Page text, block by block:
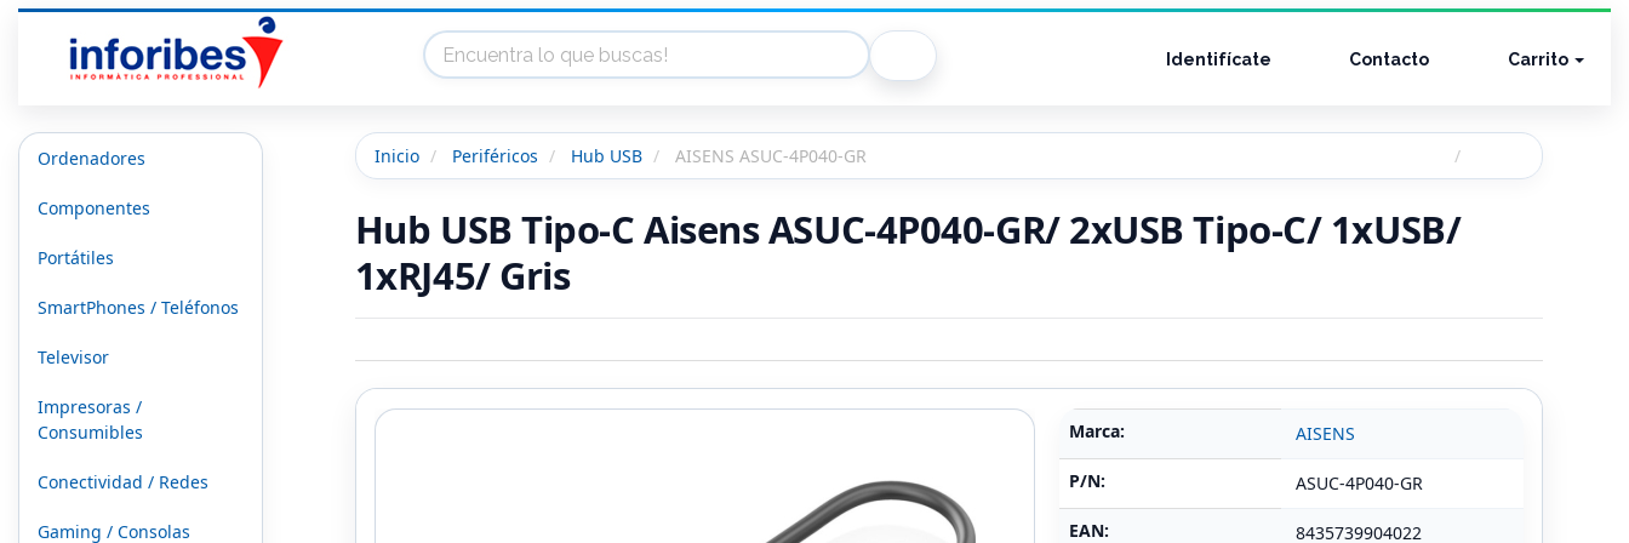
Identifícate Contacto Carrito
Ordenadores
Componentes
Portátiles
SmartPhones / Teléfonos
Televisor
Impresoras /
Consumibles
Conectividad / Redes
Gaming / Consolas
Inicio Periféricos Hub USB AISENS ASUC-4P040-GR
Hub USB Tipo-C Aisens ASUC-4P040-GR/ 2xUSB Tipo-C/ 1xUSB/
1xRJ45/ Gris
Marca: AISENS
P/N: ASUC-4P040-GR
EAN: 8435739904022